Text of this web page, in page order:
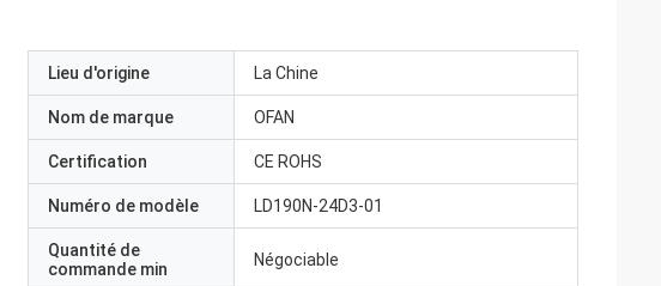
Lieu d'origine La Chine
Nom de marque OFAN
Certification CE ROHS
Numéro de modèle LD190N-24D3-01
Quantité de
commande min
Négociable